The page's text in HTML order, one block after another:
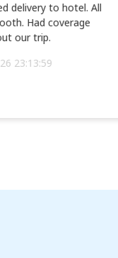
delivery to hotel. All
Had coverage
our trip.
23:13:59